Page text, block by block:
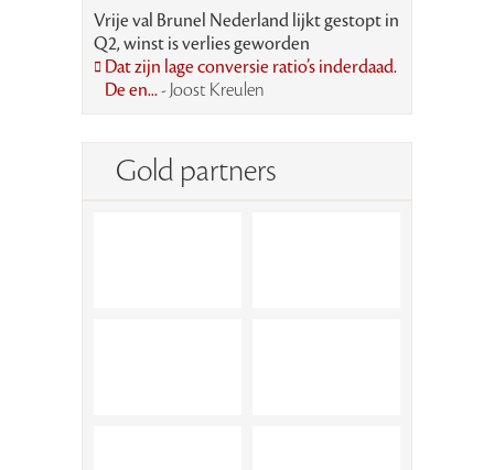
Vrije val Brunel Nederland lijkt gestopt in
Q2, winst is verlies geworden
Dat zijn lage conversie ratio’s inderdaad.
De en...- Joost Kreulen
Gold partners